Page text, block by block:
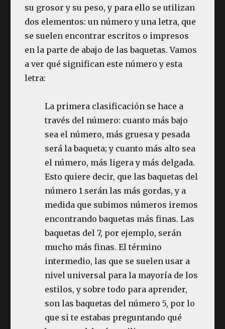
su grosor y su peso, y para ello se utilizan
dos elementos: un número y una letra, que
se suelen encontrar escritos o impresos
en la parte de abajo de las baquetas. Vamos
a ver qué significan este número y esta
letra:
La primera clasificación se hace a
través del número: cuanto más bajo
sea el número, más gruesa y pesada
será la baqueta; y cuanto más alto sea
el número, más ligera y más delgada.
Esto quiere decir, que las baquetas del
número 1 serán las más gordas, y a
medida que subimos números iremos
encontrando baquetas más finas. Las
baquetas del 7, por ejemplo, serán
mucho más finas. El término
intermedio, las que se suelen usar a
nivel universal para la mayoría de los
estilos, y sobre todo para aprender,
son las baquetas del número 5, por lo
que si te estabas preguntando qué